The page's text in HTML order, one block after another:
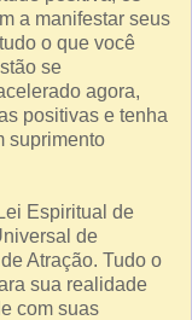
a manifestar seus
o que você
se
agora,
positivas e tenha
suprimento
Espiritual de
de
Atração. Tudo o
sua realidade
com suas